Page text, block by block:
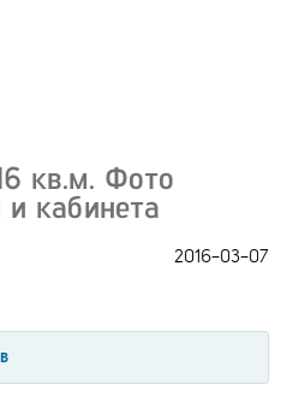
кв.м. Фото
и кабинета
2016-03-07